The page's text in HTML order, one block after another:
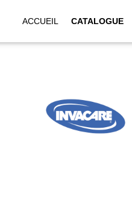
ACCUEIL CATALOGUE